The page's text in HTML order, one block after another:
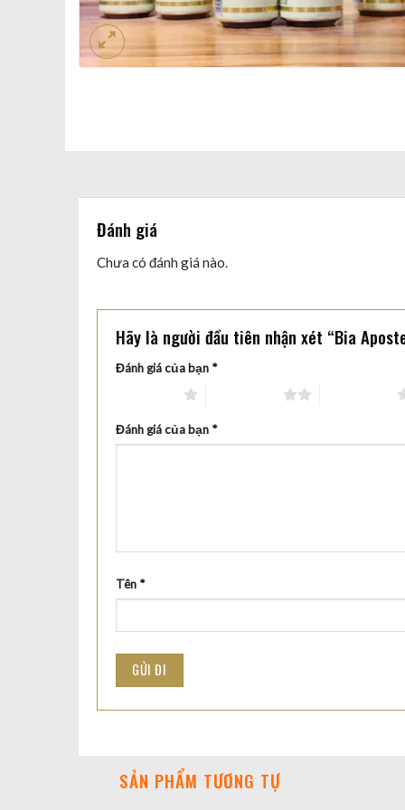
Đánh giá
Chưa có đánh giá nào.
Hãy là người đầu tiên nhận xét “Bia
Đánh giá của bạn *
Đánh giá của bạn *
Tên *
SẢN PHẨM TƯƠNG TỰ